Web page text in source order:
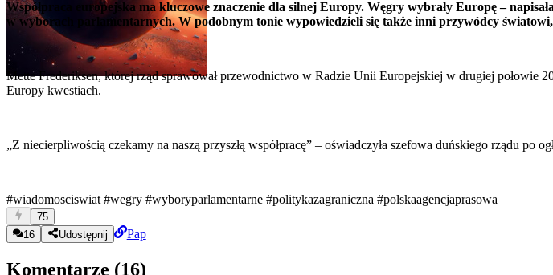
Współpraca europejska ma kluczowe znaczenie dla silnej Europy. Węgry wybrały Europę –
w wyborach parlamentarnych. W podobnym tonie wypowiedzieli się także inni przywódcy
Mette Frederiksen, której rząd sprawował przewodnictwo w Radzie Unii Europejskiej w drugiej połowie
Europy kwestiach.
„Z niecierpliwością czekamy na naszą przyszłą współpracę” – oświadczyła szefowa duńskiego rządu po
#wiadomosciswiat #wegry #wyboryparlamentarne #politykazagraniczna #polskaagencjaprasowa
75
16
Udostępnij Pap
Komentarze (16)